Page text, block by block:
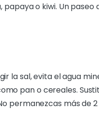
o kiwi. Un paseo
la sal, evita el agua
pan o cereales.
permanezcas más de